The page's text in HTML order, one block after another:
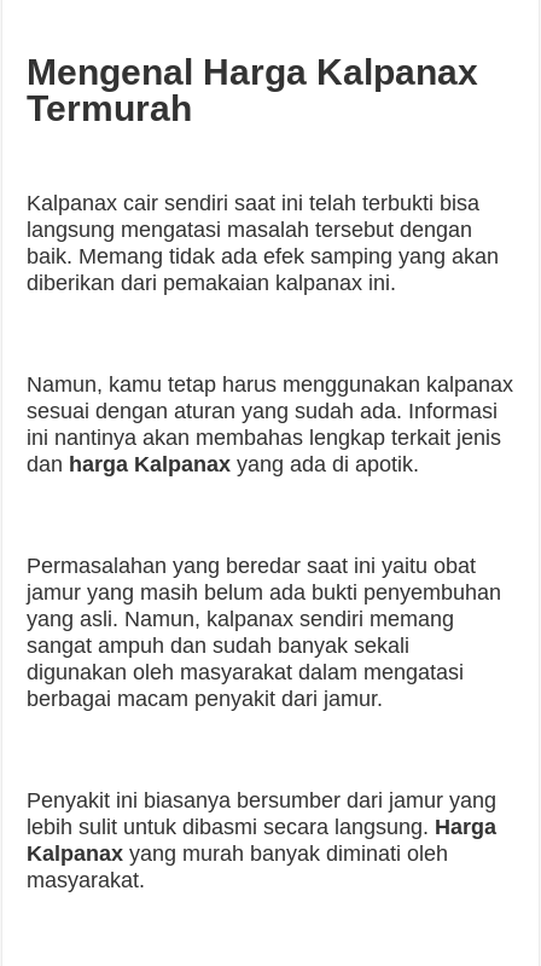
Mengenal Harga Kalpanax
Termurah
Kalpanax cair sendiri saat ini telah terbukti bisa
langsung mengatasi masalah tersebut dengan
baik. Memang tidak ada efek samping yang akan
diberikan dari pemakaian kalpanax ini.
Namun, kamu tetap harus menggunakan kalpanax
sesuai dengan aturan yang sudah ada. Informasi
ini nantinya akan membahas lengkap terkait jenis
dan harga Kalpanaxyang ada di apotik.
Permasalahan yang beredar saat ini yaitu obat
jamur yang masih belum ada bukti penyembuhan
yang asli. Namun, kalpanax sendiri memang
sangat ampuh dan sudah banyak sekali
digunakan oleh masyarakat dalam mengatasi
berbagai macam penyakit dari jamur.
Penyakit ini biasanya bersumber dari jamur yang
lebih sulit untuk dibasmi secara langsung. Harga
Kalpanaxyang murah banyak diminati oleh
masyarakat.